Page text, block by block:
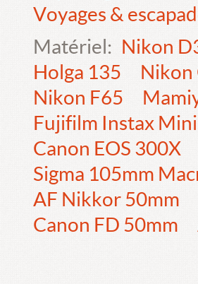
Voyages &
Matériel: Nikon
Holga 135
Nikon
Nikon F65
Fujifilm Instax
Canon EOS 300X
Sigma 105mm
AF Nikkor 50mm
Canon FD 50mm